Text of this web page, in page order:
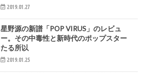
2019.01.27
星野源の新譜「POP VIRUS」のレビュ
ー。その中毒性と新時代のポップスター
たる所以
2019.01.25